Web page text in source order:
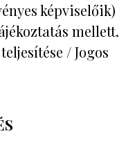
képviselőik)
mellett.
/ Jogos